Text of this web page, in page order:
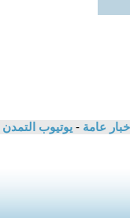
عامة - يوتيوب التمدن